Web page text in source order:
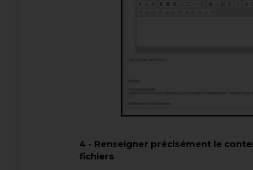
4 - Renseigner précisément le
fichiers